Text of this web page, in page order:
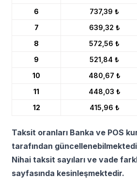
6
737,39 ₺
7
639,32 ₺
8
572,56 ₺
9
521,84 ₺
10
480,67 ₺
11
448,03 ₺
12
415,96 ₺
Taksit oranları Banka ve POS
tarafından
Nihai taksit sayıları ve vade
sayfasında kesinleşmektedir.